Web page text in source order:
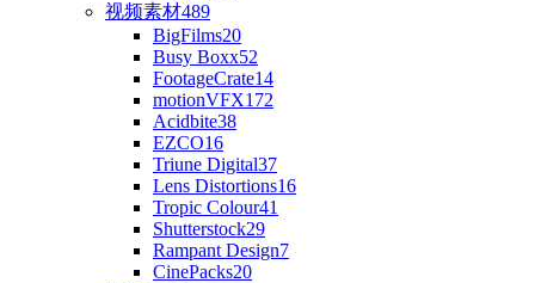
视频素材489
BigFilms20
Busy Boxx52
FootageCrate14
motionVFX172
Acidbite38
EZCO16
Triune Digital37
Lens Distortions16
Tropic Colour41
Shutterstock29
Rampant Design7
CinePacks20